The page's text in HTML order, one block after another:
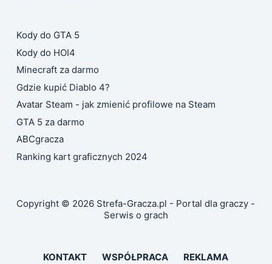
Kody do GTA 5
Kody do HOI4
Minecraft za darmo
Gdzie kupić Diablo 4?
Avatar Steam - jak zmienić profilowe na Steam
GTA 5 za darmo
ABCgracza
Ranking kart graficznych 2024
Copyright © 2026 Strefa-Gracza.pl - Portal dla graczy -
Serwis o grach
KONTAKT WSPÓŁPRACA REKLAMA